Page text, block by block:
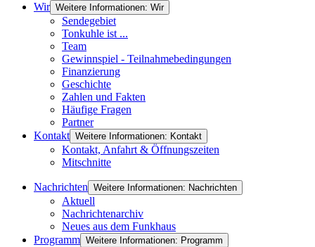
Wir Weitere Informationen: Wir
Sendegebiet
Tonkuhle ist ...
Team
Gewinnspiel - Teilnahmebedingungen
Finanzierung
Geschichte
Zahlen und Fakten
Häufige Fragen
Partner
Kontakt Weitere Informationen: Kontakt
Kontakt, Anfahrt & Öffnungszeiten
Mitschnitte
Nachrichten Weitere Informationen: Nachrichten
Aktuell
Nachrichtenarchiv
Neues aus dem Funkhaus
Programm Weitere Informationen: Programm